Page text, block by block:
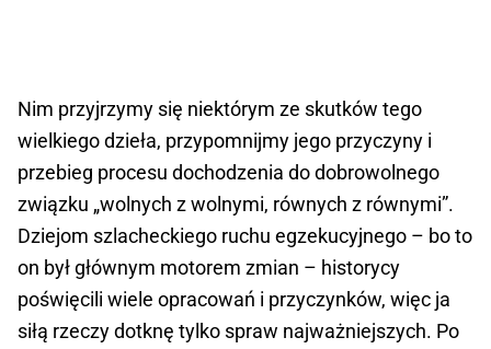
Nim przyjrzymy się niektórym ze skutków tego
wielkiego dzieła, przypomnijmy jego przyczyny i
przebieg procesu dochodzenia do dobrowolnego
związku „wolnych z wolnymi, równych z równymi”.
Dziejom szlacheckiego ruchu egzekucyjnego – bo to
on był głównym motorem zmian – historycy
poświęcili wiele opracowań i przyczynków, więc ja
siłą rzeczy dotknę tylko spraw najważniejszych. Po